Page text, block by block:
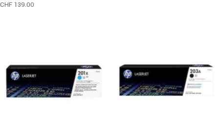
CHF 139.00